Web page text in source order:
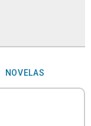
NOVELAS